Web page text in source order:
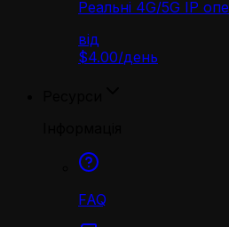
Реальні 4G/5G IP
від
$4.00/день
FAQ